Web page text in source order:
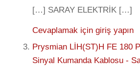
[…] SARAY ELEKTRİK […]
Cevaplamak için giriş yapın
Prysmian LİH(ST)H FE 180
Sinyal Kumanda Kablosu -